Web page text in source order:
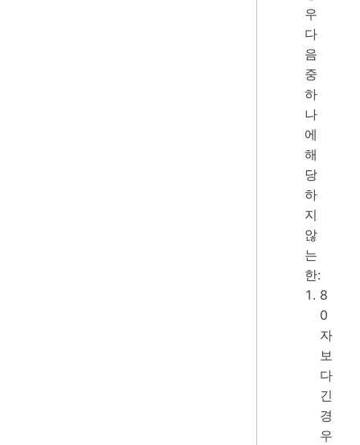
우
다
음
중
하
나
에
해
당
하
지
않
는
한:
8
0
자
보
다
긴
경
우